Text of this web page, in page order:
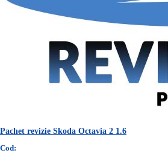
Pachet revizie Skoda Octavia 2 1.6
Cod: